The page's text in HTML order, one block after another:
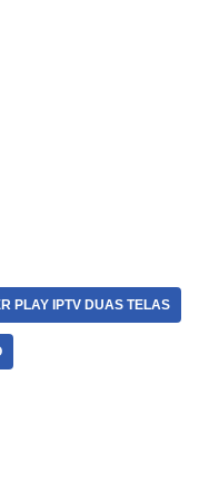
PLAY IPTV DUAS TELAS